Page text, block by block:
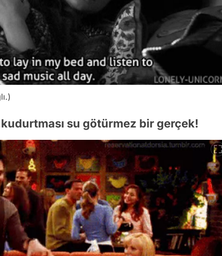
su götürmez bir gerçek!